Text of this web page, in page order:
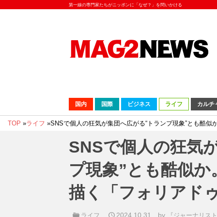
第一線の専門家たちがニッポンに「なぜ？」を問いかける
国内 国際 ビジネス ライフ カルチ
TOP »ライフ »SNSで個人の狂気が集団へ広がる“トランプ現象”とも酷
SNSで個人の狂気
プ現象”とも酷似
描く「フォリアド
ライフ 2024.10.31 by 『ジャーナリス